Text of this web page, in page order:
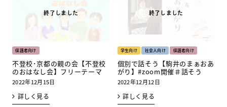
保護者向け
不登校･京都の親の会【不登校
のおはなし会】フリーテーマ
2022年12月15日
詳しく見る
学生向け 社会人向け 保護者向け
個別で話そう【駒井のまぁおあ
がり】#zoom開催＃話そう
2022年12月12日
詳しく見る